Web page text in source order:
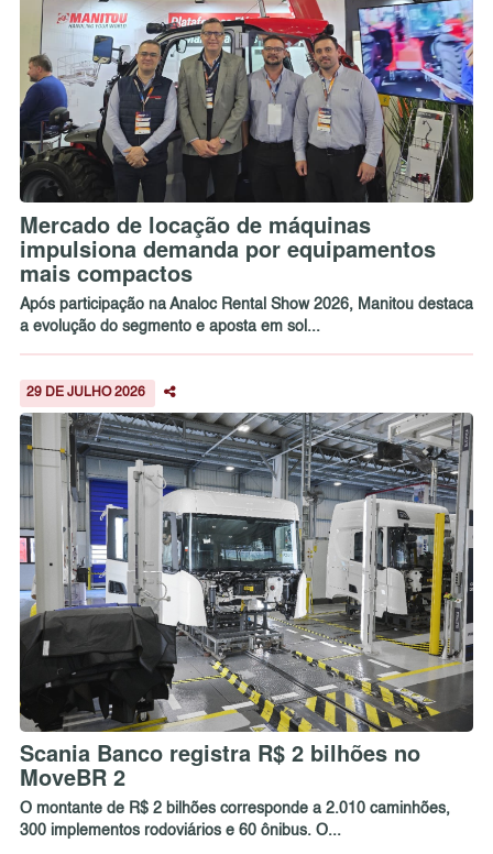
Mercado de locação de máquinas
impulsiona demanda por equipamentos
mais compactos
Após participação na Analoc Rental Show 2026, Manitou destaca
a evolução do segmento e aposta em sol...
29 DE JULHO 2026
Scania Banco registra R$ 2 bilhões no
MoveBR 2
O montante de R$ 2 bilhões corresponde a 2.010 caminhões,
300 implementos rodoviários e 60 ônibus. O...